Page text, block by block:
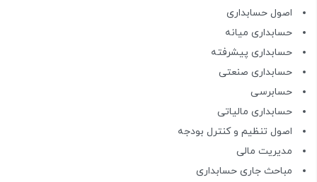
اصول حسابداری
حسابداری میانه
حسابداری پیشرفته
حسابداری صنعتی
حسابرسی
حسابداری مالیاتی
اصول تنظیم و کنترل بودجه
مدیریت مالی
مباحث جاری حسابداری